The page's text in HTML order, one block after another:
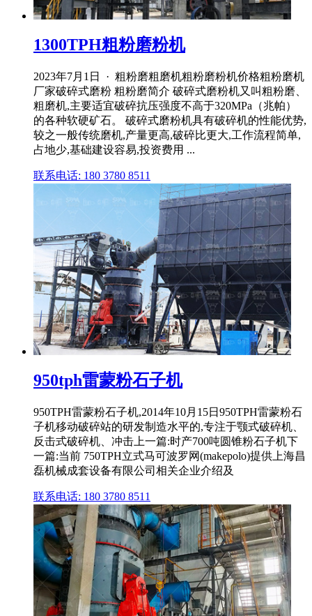
1300TPH粗粉磨粉机
2023年7月1日 · 粗粉磨粗磨机粗粉磨粉机价格粗粉磨机
厂家破碎式磨粉 粗粉磨简介 破碎式磨粉机又叫粗粉磨、
粗磨机,主要适宜破碎抗压强度不高于320MPa（兆帕）
的各种软硬矿石。 破碎式磨粉机具有破碎机的性能优势,
较之一般传统磨机,产量更高,破碎比更大,工作流程简单,
占地少,基础建设容易,投资费用 ...
联系电话: 180 3780 8511
950tph雷蒙粉石子机
950TPH雷蒙粉石子机,2014年10月15日950TPH雷蒙粉石
子机移动破碎站的研发制造水平的,专注于颚式破碎机、
反击式破碎机、冲击上一篇:时产700吨圆锥粉石子机下
一篇:当前 750TPH立式马可波罗网(makepolo)提供上海昌
磊机械成套设备有限公司相关企业介绍及
联系电话: 180 3780 8511